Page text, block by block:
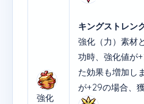
強化
キングストレン
強化（力）素材
功時、強化値が
た効果も増加し
が+29の場合、